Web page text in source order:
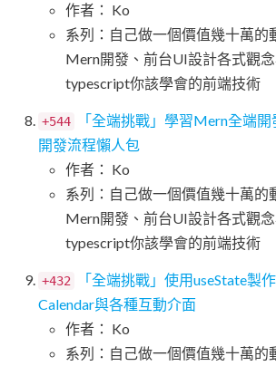
作者： Ko
系列：自己做一個價值幾十萬的
Mern開發、前台UI設計各式觀念
typescript你該學會的前端技術
+544
「全端挑戰」學習Mern全端
開發流程懶人包
作者： Ko
系列：自己做一個價值幾十萬的
Mern開發、前台UI設計各式觀念
typescript你該學會的前端技術
+432
「全端挑戰」使用useState製
Calendar與各種互動介面
作者： Ko
系列：自己做一個價值幾十萬的